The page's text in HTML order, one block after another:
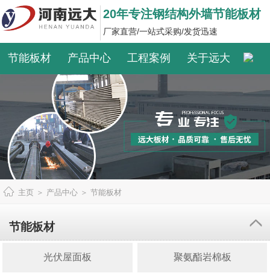
20年专注钢结构外墙节能板材
厂家直营/一站式采购/发货迅速
节能板材 产品中心 工程案例 关于远大
主页＞ 产品中心＞ 节能板材
节能板材
光伏屋面板 聚氨酯岩棉板